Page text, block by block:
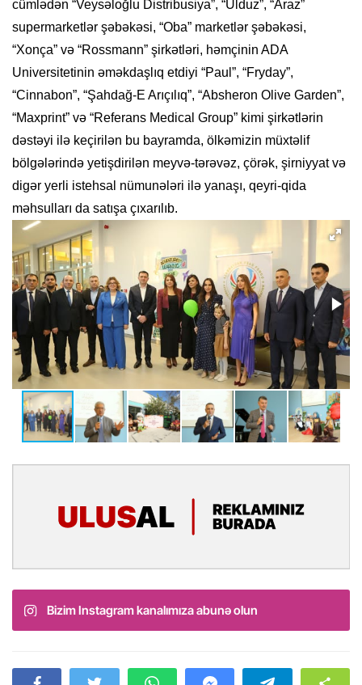
cümlədən “Veysəloğlu Distribusiya”, “Ulduz”, “Araz”
supermarketlər şəbəkəsi, “Oba” marketlər şəbəkəsi,
“Xonça” və “Rossmann” şirkətləri, həmçinin ADA
Universitetinin əməkdaşlıq etdiyi “Paul”, “Fryday”,
“Cinnabon”, “Şahdağ-E Arıçılıq”, “Absheron Olive Garden”,
“Maxprint” və “Referans Medical Group” kimi şirkətlərin
dəstəyi ilə keçirilən bu bayramda, ölkəmizin müxtəlif
bölgələrində yetişdirilən meyvə-tərəvəz, çörək, şirniyyat və
digər yerli istehsal nümunələri ilə yanaşı, qeyri-qida
məhsulları da satışa çıxarılıb.
Bizim Instagram kanalımıza abunə olun